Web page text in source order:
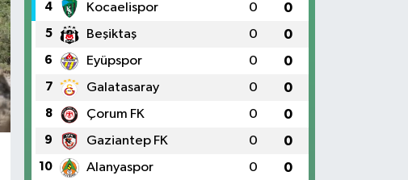
4 Kocaelispor 0 0
5 Beşiktaş 0 0
6 Eyüpspor 0 0
7 Galatasaray 0 0
8 Çorum FK 0 0
9 Gaziantep FK 0 0
10 Alanyaspor 0 0